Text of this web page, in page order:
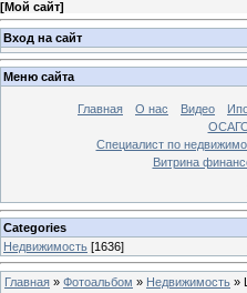
[Мой сайт]
Вход на сайт
Меню сайта
Главная О нас Видео
ОСАГО
Специалист по
Витрина
Categories
Недвижимость [1636]
Главная » Фотоальбом » Недвижимость »